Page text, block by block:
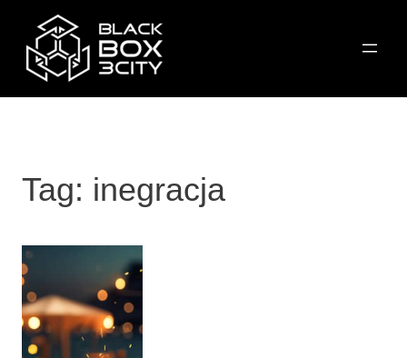
Tag: inegracja